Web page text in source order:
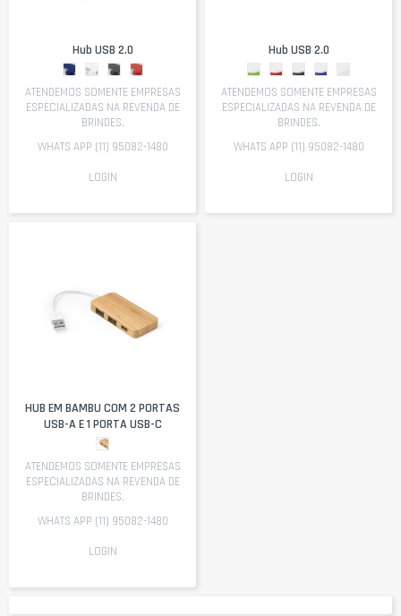
Hub USB 2.0
ATENDEMOS SOMENTE EMPRESAS
ESPECIALIZADAS NA REVENDA DE
BRINDES.
WHATS APP (11) 95082-1480
LOGIN
Hub USB 2.0
ATENDEMOS SOMENTE EMPRESAS
ESPECIALIZADAS NA REVENDA DE
BRINDES.
WHATS APP (11) 95082-1480
LOGIN
HUB EM BAMBU COM 2 PORTAS
USB-A E 1 PORTA USB-C
ATENDEMOS SOMENTE EMPRESAS
ESPECIALIZADAS NA REVENDA DE
BRINDES.
WHATS APP (11) 95082-1480
LOGIN